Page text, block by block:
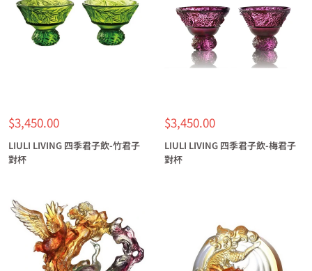
特
價
$3,450.00
LIULI LIVING 四季君子飲-竹君子
對杯
特
價
$3,450.00
LIULI LIVING 四季君子飲-梅君子
對杯